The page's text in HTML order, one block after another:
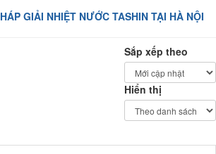
GIẢI NHIỆT NƯỚC TASHIN TẠI HÀ NỘI
Sắp xếp theo
Hiển thị